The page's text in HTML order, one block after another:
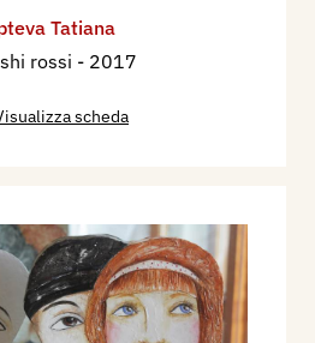
Tatiana
rossi - 2017
scheda